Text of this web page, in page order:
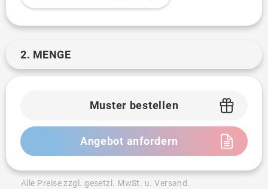
2. MENGE
Muster bestellen
Angebot anfordern
Alle Preise zzgl. gesetzl. MwSt. u. Versand.